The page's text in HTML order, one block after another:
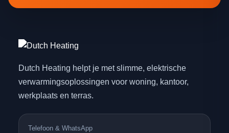
Dutch Heating helpt je met slimme, elektrische
verwarmingsoplossingen voor woning, kantoor,
werkplaats en terras.
Telefoon & WhatsApp